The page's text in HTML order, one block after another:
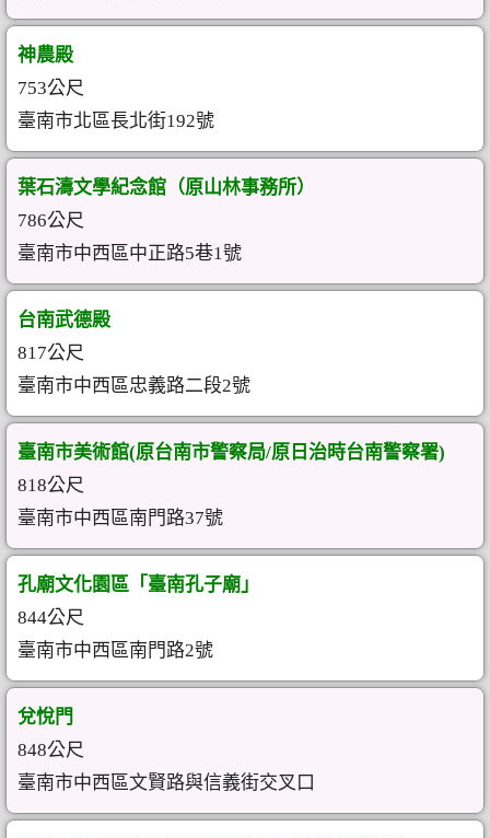
神農殿
753公尺
臺南市北區長北街192號
葉石濤文學紀念館（原山林事務所）
786公尺
臺南市中西區中正路5巷1號
台南武德殿
817公尺
臺南市中西區忠義路二段2號
臺南市美術館(原台南市警察局/原日治時台南警察署)
818公尺
臺南市中西區南門路37號
孔廟文化園區「臺南孔子廟」
844公尺
臺南市中西區南門路2號
兌悅門
848公尺
臺南市中西區文賢路與信義街交叉口